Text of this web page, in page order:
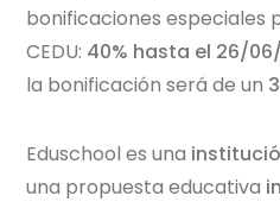
bonificaciones especiales
CEDU: 40% hasta el 26/
la bonificación será de un
Eduschool es una
una propuesta educativa